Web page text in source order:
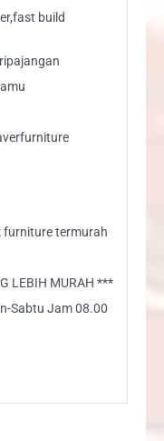
build
furniture termurah
LEBIH MURAH ***
Sabtu Jam 08.00